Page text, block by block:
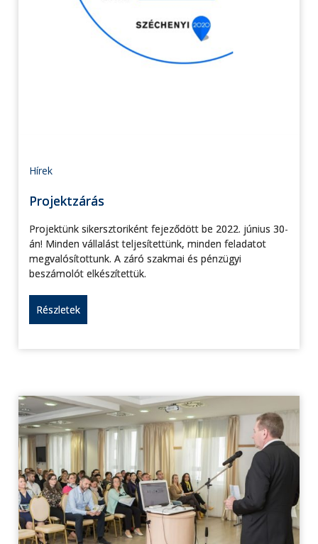
Hírek
Projektzárás
Projektünk sikersztoriként fejeződött be 2022. június 30-
án! Minden vállalást teljesítettünk, minden feladatot
megvalósítottunk. A záró szakmai és pénzügyi
beszámolót elkészítettük.
Részletek